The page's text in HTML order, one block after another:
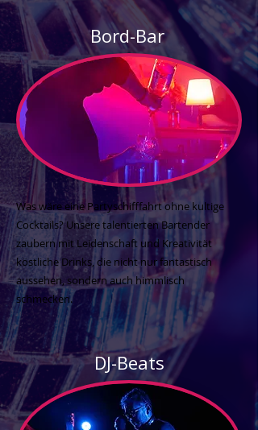
Bord-Bar
Was wäre eine Partyschifffahrt ohne kultige
Cocktails? Unsere talentierten Bartender
zaubern mit Leidenschaft und Kreativität
köstliche Drinks, die nicht nur fantastisch
aussehen, sondern auch himmlisch
schmecken.
DJ-Beats